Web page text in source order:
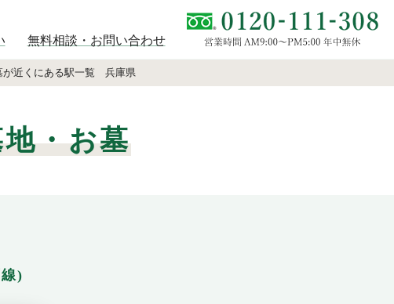
無料相談・お問い合わせ
が近くにある駅一覧 兵庫県
・お墓
)